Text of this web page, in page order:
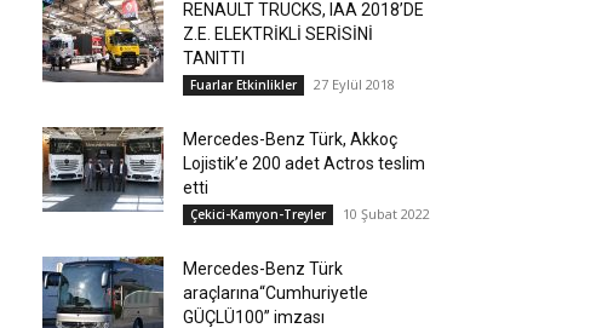
RENAULT TRUCKS, IAA 2018’DE
Z.E. ELEKTRİKLİ SERİSİNİ
TANITTI
Fuarlar Etkinlikler 27 Eylül 2018
Mercedes-Benz Türk, Akkoç
Lojistik’e 200 adet Actros teslim
etti
Çekici-Kamyon-Treyler 10 Şubat 2022
Mercedes-Benz Türk
araçlarına“Cumhuriyetle
GÜÇLÜ100” imzası